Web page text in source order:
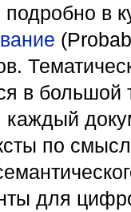
в
в большой
каждый
по
для